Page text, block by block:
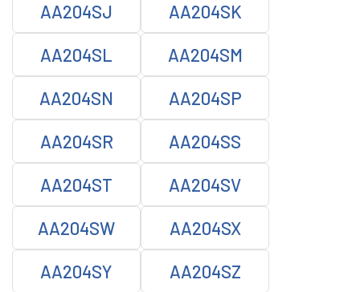
AA204SJ AA204SK
AA204SL AA204SM
AA204SN AA204SP
AA204SR AA204SS
AA204ST AA204SV
AA204SW AA204SX
AA204SY AA204SZ